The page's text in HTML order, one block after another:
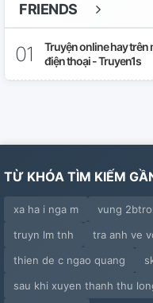
FRIENDS
Truyện online hay
điện thoại - Truyen1s
TỪ KHÓA TÌM KIẾM
xa ha i nga m
vung
truyn lm tnh
tra anh ve
thien de c ngao quang
sau khi xuyen thanh thu